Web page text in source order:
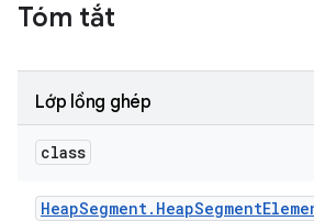
Tóm tắt
Lớp lồng ghép
class
HeapSegment. HeapSegment